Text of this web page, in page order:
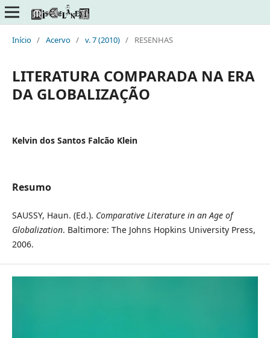
Início / Acervo / v. 7 (2010) / RESENHAS
LITERATURA COMPARADA NA ERA
DA GLOBALIZAÇÃO
Kelvin dos Santos Falcão Klein
Resumo
SAUSSY, Haun. (Ed.). Comparative Literature in an Age of
Globalization. Baltimore: The Johns Hopkins University Press,
2006.